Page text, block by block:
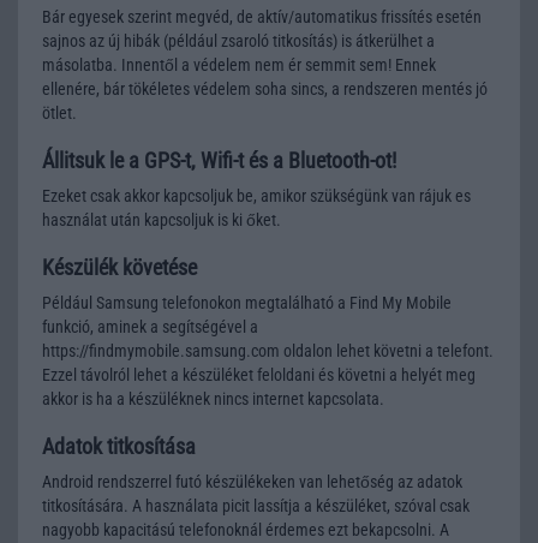
Bár egyesek szerint megvéd, de aktív/automatikus frissítés esetén
sajnos az új hibák (például zsaroló titkosítás) is átkerülhet a
másolatba. Innentől a védelem nem ér semmit sem! Ennek
ellenére, bár tökéletes védelem soha sincs, a rendszeren mentés jó
ötlet.
Állitsuk le a GPS-t, Wifi-t és a Bluetooth-ot!
Ezeket csak akkor kapcsoljuk be, amikor szükségünk van rájuk es
használat után kapcsoljuk is ki őket.
Készülék követése
Például Samsung telefonokon megtalálható a Find My Mobile
funkció, aminek a segítségével a
https://findmymobile.samsung.com oldalon lehet követni a telefont.
Ezzel távolról lehet a készüléket feloldani és követni a helyét meg
akkor is ha a készüléknek nincs internet kapcsolata.
Adatok titkosítása
Android rendszerrel futó készülékeken van lehetőség az adatok
titkosítására. A használata picit lassítja a készüléket, szóval csak
nagyobb kapacitású telefonoknál érdemes ezt bekapcsolni. A